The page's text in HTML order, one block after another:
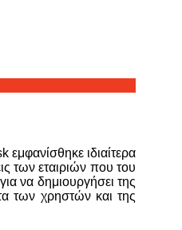
ιδιαίτερα
των εταιριών που του
να δημιουργήσει της
των χρηστών και της